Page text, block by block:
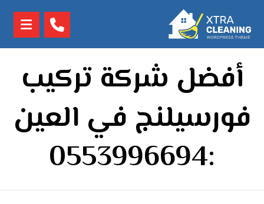
أفضل شركة تركيب
فورسيلنج في العين
:0553996694